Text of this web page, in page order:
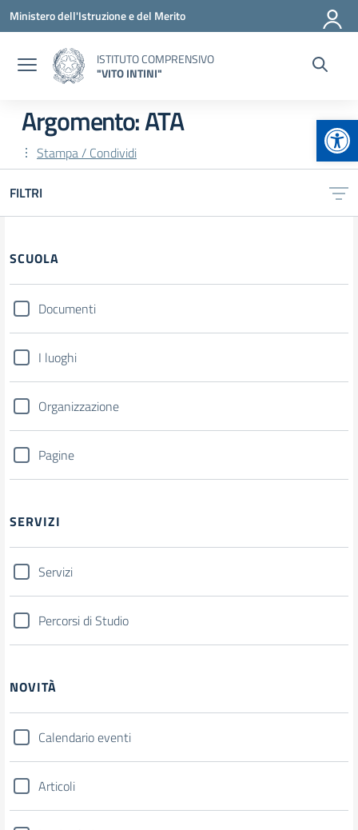
Vai ai contenuti
Vai al menu di navigazione
Vai al footer
Ministero dell'Istruzione e del Merito
ISTITUTO COMPRENSIVO
"VITO INTINI"
Argomento: ATA
Stampa / Condividi
FILTRI
Filtri
SCUOLA
Documenti
I luoghi
Organizzazione
Pagine
SERVIZI
Servizi
Percorsi di Studio
NOVITÀ
Calendario eventi
Articoli